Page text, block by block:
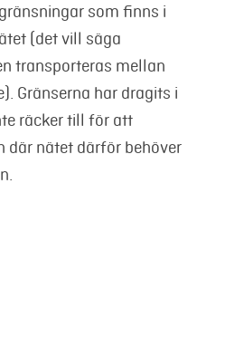
som finns i
(det vill säga
transporteras mellan
Gränserna har dragits i
räcker till för att
där nätet därför behöver